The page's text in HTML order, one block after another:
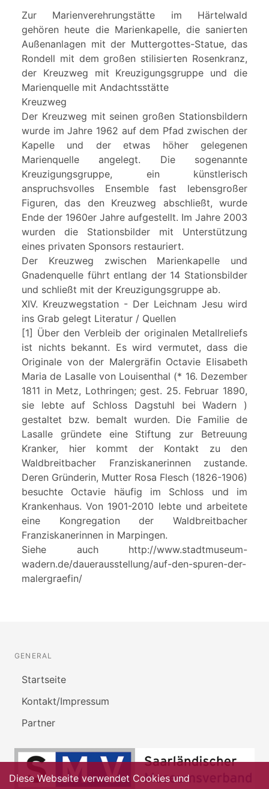
Zur Marienverehrungstätte im Härtelwald
gehören heute die Marienkapelle, die sanierten
Außenanlagen mit der Muttergottes-Statue, das
Rondell mit dem großen stilisierten Rosenkranz,
der Kreuzweg mit Kreuzigungsgruppe und die
Marienquelle mit Andachtsstätte
Kreuzweg
Der Kreuzweg mit seinen großen Stationsbildern
wurde im Jahre 1962 auf dem Pfad zwischen der
Kapelle und der etwas höher gelegenen
Marienquelle angelegt. Die sogenannte
Kreuzigungsgruppe, ein künstlerisch
anspruchsvolles Ensemble fast lebensgroßer
Figuren, das den Kreuzweg abschließt, wurde
Ende der 1960er Jahre aufgestellt. Im Jahre 2003
wurden die Stationsbilder mit Unterstützung
eines privaten Sponsors restauriert.
Der Kreuzweg zwischen Marienkapelle und
Gnadenquelle führt entlang der 14 Stationsbilder
und schließt mit der Kreuzigungsgruppe ab.
XIV. Kreuzwegstation - Der Leichnam Jesu wird
ins Grab gelegt Literatur / Quellen
[1] Über den Verbleib der originalen Metallreliefs
ist nichts bekannt. Es wird vermutet, dass die
Originale von der Malergräfin Octavie Elisabeth
Maria de Lasalle von Louisenthal (* 16. Dezember
1811 in Metz, Lothringen; gest. 25. Februar 1890,
sie lebte auf Schloss Dagstuhl bei Wadern )
gestaltet bzw. bemalt wurden. Die Familie de
Lasalle gründete eine Stiftung zur Betreuung
Kranker, hier kommt der Kontakt zu den
Waldbreitbacher Franziskanerinnen zustande.
Deren Gründerin, Mutter Rosa Flesch (1826-1906)
besuchte Octavie häufig im Schloss und im
Krankenhaus. Von 1901-2010 lebte und arbeitete
eine Kongregation der Waldbreitbacher
Franziskanerinnen in Marpingen.
Siehe auch http://www.stadtmuseum-
wadern.de/dauerausstellung/auf-den-spuren-der-
malergraefin/
GENERAL
Startseite
Kontakt/Impressum
Partner
Diese Webseite verwendet Cookies und